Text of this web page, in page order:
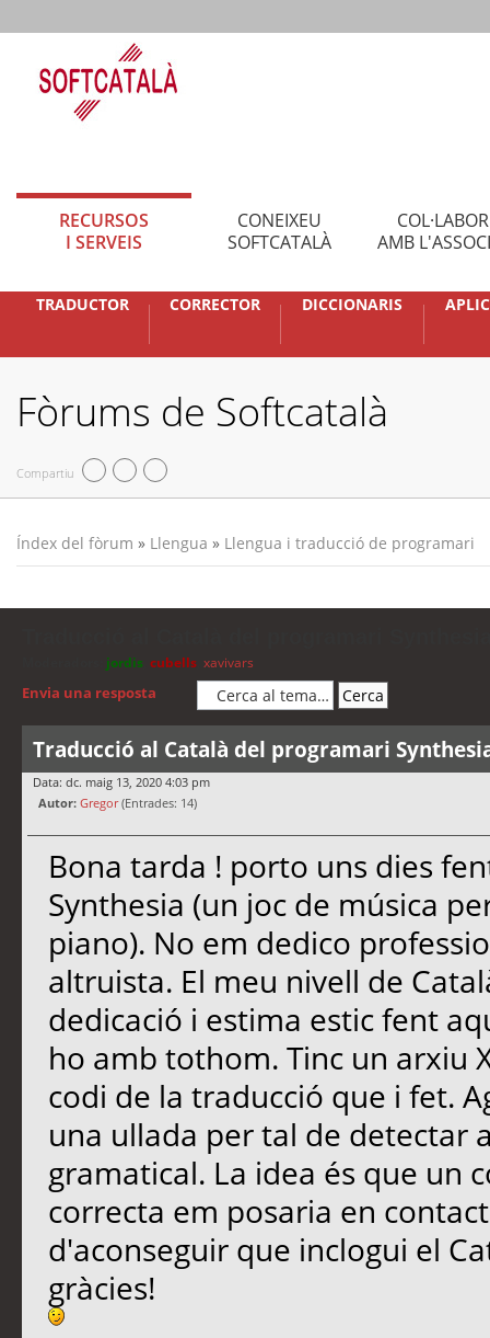
RECURSOS
I SERVEIS
CONEIXEU
SOFTCATALÀ
AMB
TRADUCTOR CORRECTOR DICCIONARIS
Fòrums de Softcatalà
Compartiu
Índex del fòrum » Llengua » Llengua i traducció de programari
jordis cubells xavivars
Envia una resposta
Traducció al Català del programari
Data: dc. maig 13, 2020 4:03 pm
Autor: Gregor(Entrades: 14)
Bona tarda ! porto uns dies
Synthesia (un joc de música
piano). No em dedico
altruista. El meu nivell de
dedicació i estima estic fent
ho amb tothom. Tinc un arxiu
codi de la traducció que i fet.
una ullada per tal de detectar
gramatical. La idea és que un
correcta em posaria en
d'aconseguir que inclogui el
gràcies!